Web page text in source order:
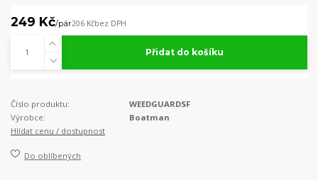
249 Kč/pár206 Kčbez DPH
Přidat do košíku
Číslo produktu:
WEEDGUARDSF
Výrobce:
Boatman
Hlídat cenu / dostupnost
Do oblíbených